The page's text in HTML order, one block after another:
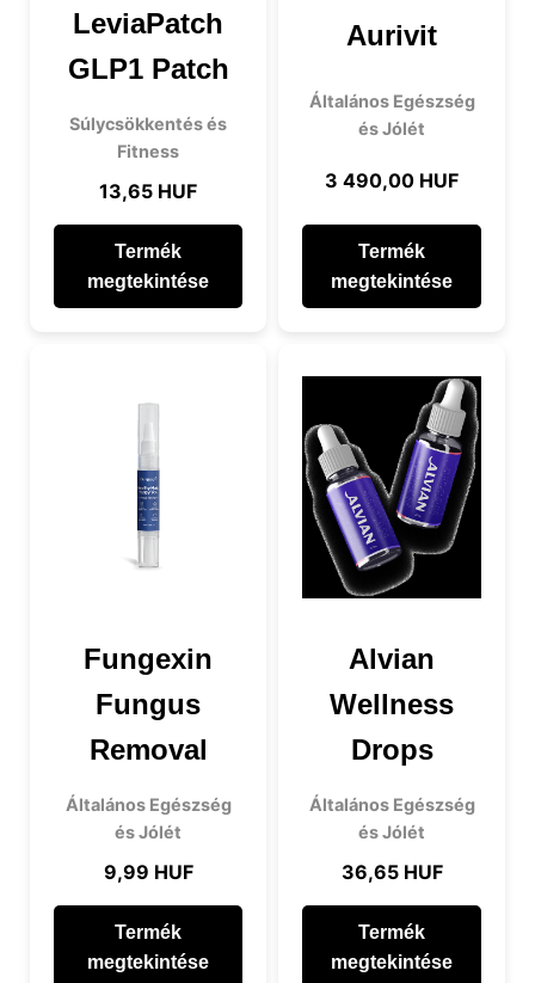
LeviaPatch
GLP1 Patch
Súlycsökkentés és
Fitness
13,65 HUF
Termék
megtekintése
Aurivit
Általános Egészség
és Jólét
3 490,00 HUF
Termék
megtekintése
Fungexin
Fungus
Removal
Általános Egészség
és Jólét
9,99 HUF
Termék
megtekintése
Alvian
Wellness
Drops
Általános Egészség
és Jólét
36,65 HUF
Termék
megtekintése